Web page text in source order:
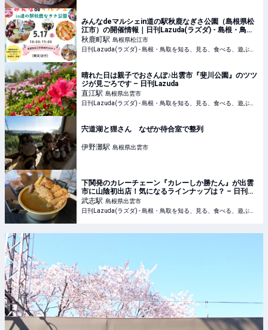
みんなdeマルシェin道の駅秋鹿なぎさ公園（島根県松
江市）の開催情報｜日刊Lazuda(ラズダ) - 島根・鳥取
を知る、見る、食べる、遊ぶ、暮らすWebマガジン
秋鹿町駅 島根県松江市
晴れた日は親子でおさんぽ♪出雲市『斐川公園』のツツ
ジが見ごろです – 日刊Lazuda
直江駅 島根県出雲市
宍道湖と狸さん なぜか待合室で整列
伊野灘駅 島根県出雲市
下関発のカレーチェーン『カレーしか勝たん』が出雲
市に山陰初出店！気になるラインナップは？ – 日刊
Lazuda
武志駅 島根県出雲市